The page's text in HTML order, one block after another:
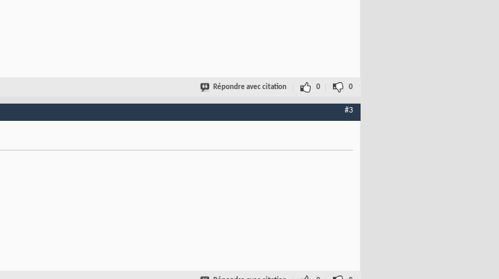
Répondre avec citation 0 0
#3